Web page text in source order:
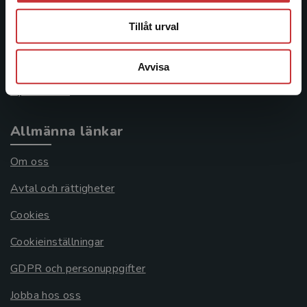
Tillåt urval
Avvisa
046-31 21 00
Frågor och svar
Systemkrav
Allmänna länkar
Om oss
Avtal och rättigheter
Cookies
Cookieinställningar
GDPR och personuppgifter
Jobba hos oss